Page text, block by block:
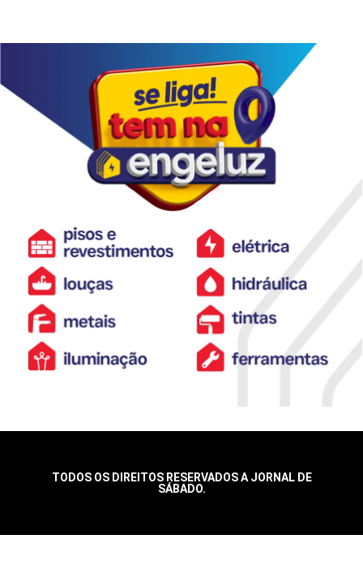
TODOS OS DIREITOS RESERVADOS A JORNAL DE
SÁBADO.